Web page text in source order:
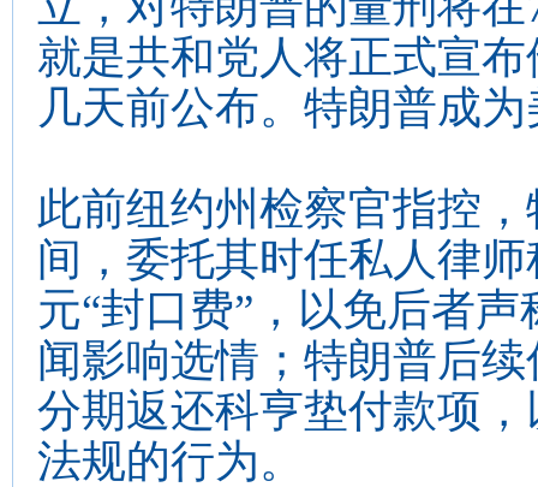
就是共和党人将正式宣
几天前公布。特朗普成
此前纽约州检察官指控
间，委托其时任私人律
元“封口费”，以免后者
闻影响选情；特朗普后
分期返还科亨垫付款项
法规的行为。